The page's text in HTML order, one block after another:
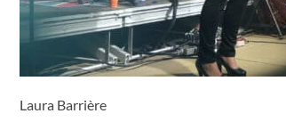
Laura Barrière